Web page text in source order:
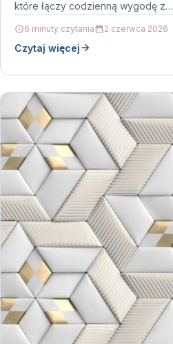
które łączy codzienną wygodę z…
6 minuty czytania 2 czerwca 2026
Czytaj więcej